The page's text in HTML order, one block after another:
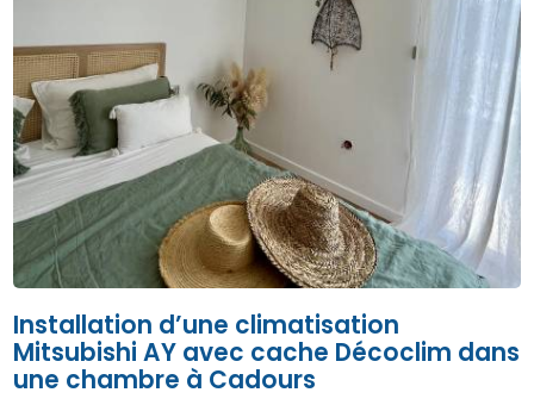
Installation d’une climatisation
Mitsubishi AY avec cache Décoclim dans
une chambre à Cadours